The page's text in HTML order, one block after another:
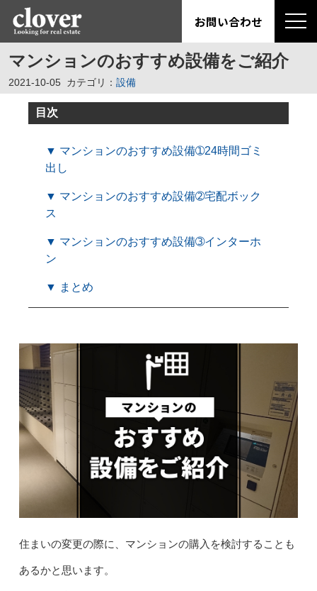
お問い合わせ
マンションのおすすめ設備をご紹介
2021-10-05 カテゴリ： 設備
目次
▼ マンションのおすすめ設備➀24時間ゴミ
出し
▼ マンションのおすすめ設備➁宅配ボック
ス
▼ マンションのおすすめ設備➂インターホ
ン
▼ まとめ
住まいの変更の際に、マンションの購入を検討することも
あるかと思います。